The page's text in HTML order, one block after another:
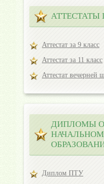
АТТЕСТАТЫ
Аттестат за 9 класс
Аттестат за 11 класс
Аттестат вечерней
ДИПЛОМЫ О
НАЧАЛЬНОМ
Диплом ПТУ